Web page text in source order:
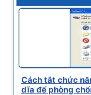
Cách tắt chức
dĩa để phòng